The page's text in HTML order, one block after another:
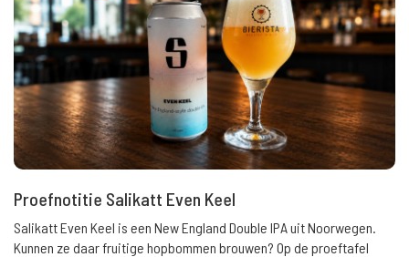
Proefnotitie Salikatt Even Keel
Salikatt Even Keel is een New England Double IPA uit Noorwegen.
Kunnen ze daar fruitige hopbommen brouwen? Op de proeftafel